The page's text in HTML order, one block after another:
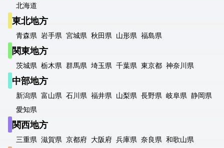
北海道
東北地方
青森県 岩手県 宮城県 秋田県 山形県 福島県
関東地方
茨城県 栃木県 群馬県 埼玉県 千葉県 東京都 神奈川県
中部地方
新潟県 富山県 石川県 福井県 山梨県 長野県 岐阜県 静岡県
愛知県
関西地方
三重県 滋賀県 京都府 大阪府 兵庫県 奈良県 和歌山県